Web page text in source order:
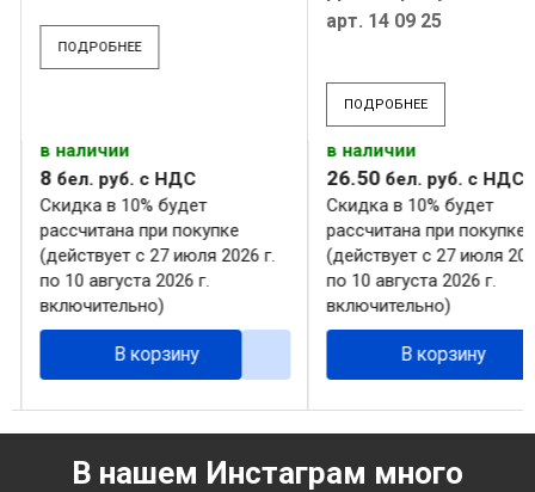
ПОДРОБНЕЕ
в наличии
8 бел. руб. с НДС
Скидка в 10% будет
рассчитана при покупке
(действует с 27 июля 2026 г.
по 10 августа 2026 г.
включительно)
В корзину
арт. 14 09 25
ПОДРОБНЕЕ
в наличии
26.50бел. руб. с НДС
Скидка в 10% будет
рассчитана при покупке
(действует с 27 июля
по 10 августа 2026 г.
включительно)
В корзину
В нашем Инстаграм много